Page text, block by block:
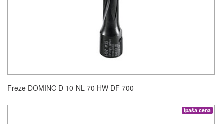
Frēze DOMINO D 10-NL 70 HW-DF 700
īpaša cena